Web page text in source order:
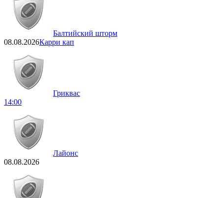
Балтийский шторм
08.08.2026Карри кап
Гриквас
14:00
Лайонс
08.08.2026